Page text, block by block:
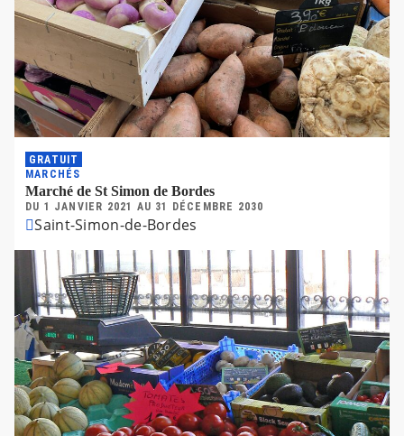
Marché de St Simon de Bordes
MARCHÉS
DU 1 JANVIER 2021 AU 31 DÉCEMBRE 2030
Saint-Simon-de-Bordes
GRATUIT